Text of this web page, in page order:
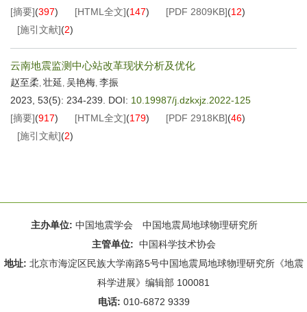
[摘要](397) [HTML全文](147) [PDF 2809KB](12)
[施引文献](2)
云南地震监测中心站改革现状分析及优化
赵至柔, 壮延, 吴艳梅, 李振
2023, 53(5): 234-239.
DOI: 10.19987/j.dzkxjz.2022-125
[摘要](917) [HTML全文](179) [PDF 2918KB](46)
[施引文献](2)
主办单位: 中国地震学会 中国地震局地球物理研究所
主管单位: 中国科学技术协会
地址: 北京市海淀区民族大学南路5号中国地震局地球物理研究所《地震
科学进展》编辑部 100081
电话: 010-6872 9339